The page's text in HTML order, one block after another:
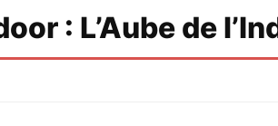
: L’Aube de